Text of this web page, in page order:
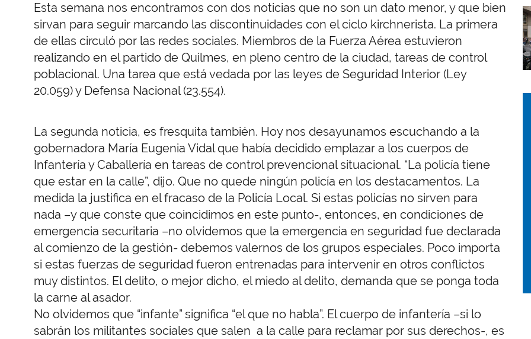
Esta semana nos encontramos con dos noticias que no son un dato menor, y que bien
sirvan para seguir marcando las discontinuidades con el ciclo kirchnerista. La primera
de ellas circuló por las redes sociales. Miembros de la Fuerza Aérea estuvieron
realizando en el partido de Quilmes, en pleno centro de la ciudad, tareas de control
poblacional. Una tarea que está vedada por las leyes de Seguridad Interior (Ley
20.059) y Defensa Nacional (23.554).
La segunda noticia, es fresquita también. Hoy nos desayunamos escuchando a la
gobernadora María Eugenia Vidal que había decidido emplazar a los cuerpos de
Infantería y Caballería en tareas de control prevencional situacional. “La policía tiene
que estar en la calle”, dijo. Que no quede ningún policía en los destacamentos. La
medida la justifica en el fracaso de la Policía Local. Si estas policías no sirven para
nada –y que conste que coincidimos en este punto-, entonces, en condiciones de
emergencia securitaria –no olvidemos que la emergencia en seguridad fue declarada
al comienzo de la gestión- debemos valernos de los grupos especiales. Poco importa
si estas fuerzas de seguridad fueron entrenadas para intervenir en otros conflictos
muy distintos. El delito, o mejor dicho, el miedo al delito, demanda que se ponga toda
la carne al asador.
No olvidemos que “infante” significa “el que no habla”. El cuerpo de infantería –si lo
sabrán los militantes sociales que salen a la calle para reclamar por sus derechos-, es